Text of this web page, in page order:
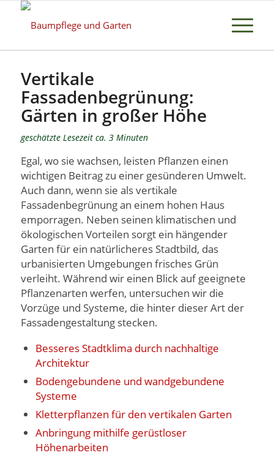
Vertikale
Fassadenbegrünung:
Gärten in großer Höhe
geschätzte Lesezeit ca. 3 Minuten
Egal, wo sie wachsen, leisten Pflanzen einen
wichtigen Beitrag zu einer gesünderen Umwelt.
Auch dann, wenn sie als vertikale
Fassadenbegrünung an einem hohen Haus
emporragen. Neben seinen klimatischen und
ökologischen Vorteilen sorgt ein hängender
Garten für ein natürlicheres Stadtbild, das
urbanisierten Umgebungen frisches Grün
verleiht. Während wir einen Blick auf geeignete
Pflanzenarten werfen, untersuchen wir die
Vorzüge und Systeme, die hinter dieser Art der
Fassadengestaltung stecken.
Besseres Stadtklima durch nachhaltige
Architektur
Bodengebundene und wandgebundene
Systeme
Kletterpflanzen für den vertikalen Garten
Anbringung mithilfe gerüstloser
Höhenarbeiten